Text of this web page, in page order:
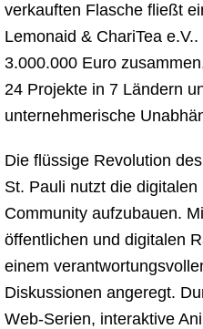
verkauften Flasche fließt
Lemonaid & ChariTea
3.000.000 Euro
24 Projekte in 7 Ländern
unternehmerische
Die flüssige Revolution
St. Pauli nutzt die
Community aufzubauen.
öffentlichen und digitalen
einem
Diskussionen angeregt.
Web-Serien, interaktive